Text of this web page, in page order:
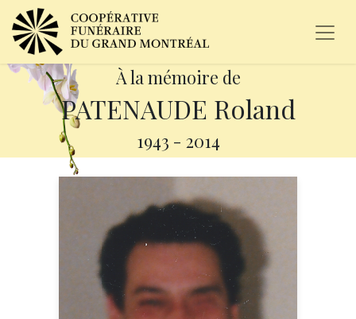
À la mémoire de
PATENAUDE Roland
1943 - 2014